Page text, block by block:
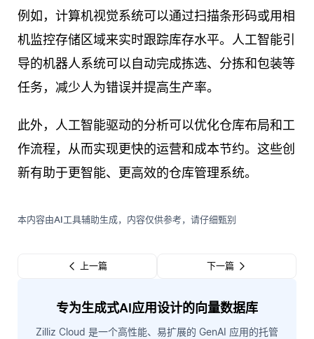
例如，计算机视觉系统可以通过扫描条形码或用相
机监控存储区域来实时跟踪库存水平。人工智能引
导的机器人系统可以自动完成拣选、分拣和包装等
任务，减少人为错误并提高生产率。
此外，人工智能驱动的分析可以优化仓库布局和工
作流程，从而实现更快的运营和成本节约。这些创
新有助于更智能、更高效的仓库管理系统。
本内容由AI工具辅助生成，内容仅供参考，请仔细甄别
上一篇 下一篇
专为生成式AI应用设计的向量数据库
Zilliz Cloud 是一个高性能、易扩展的 GenAI 应用的托管